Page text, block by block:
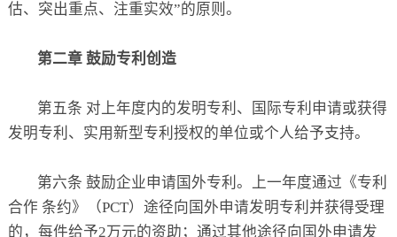
估、突出重点、注重实效”的原则。
第二章 鼓励专利创造
第五条 对上年度内的发明专利、国际专利申请或获得
发明专利、实用新型专利授权的单位或个人给予支持。
第六条 鼓励企业申请国外专利。上一年度通过《专利
合作 条约》（PCT）途径向国外申请发明专利并获得受理
的，每件给予2万元的资助；通过其他途径向国外申请发